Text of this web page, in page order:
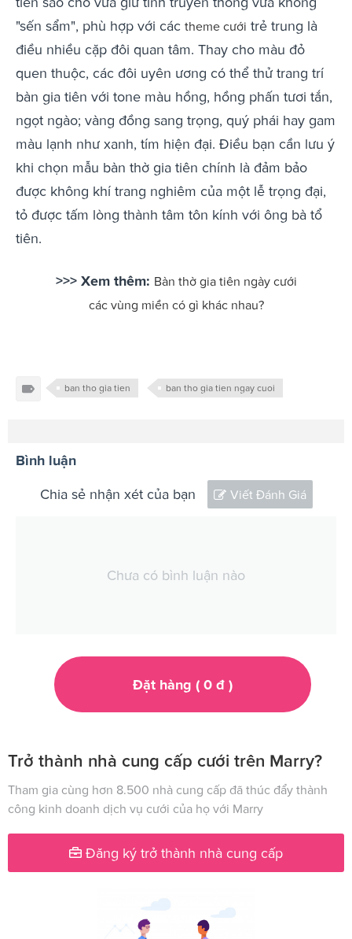
"sến sẩm", phù hợp với các theme cưới trẻ trung là
điều nhiều cặp đôi quan tâm. Thay cho màu đỏ
quen thuộc, các đôi uyên ương có thể thử trang trí
bàn gia tiên với tone màu hồng, hồng phấn tươi tắn,
ngọt ngào; vàng đồng sang trọng, quý phái hay gam
màu lạnh như xanh, tím hiện đại. Điều bạn cần lưu ý
khi chọn mẫu bàn thờ gia tiên chính là đảm bảo
được không khí trang nghiêm của một lễ trọng đại,
tỏ được tấm lòng thành tâm tôn kính với ông bà tổ
tiên.
>>> Xem thêm: Bàn thờ gia tiên ngày cưới
các vùng miền có gì khác nhau?
ban tho gia tien ban tho gia tien ngay cuoi
Bình luận
Chia sẻ nhận xét của bạn Viết Đánh Giá
Chưa có bình luận nào
Đặt hàng ( 0đ )
Trở thành nhà cung cấp cưới trên Marry?
Tham gia cùng hơn 8.500 nhà cung cấp đã thúc đẩy thành
công kinh doanh dịch vụ cưới của họ với Marry
Đăng ký trở thành nhà cung cấp